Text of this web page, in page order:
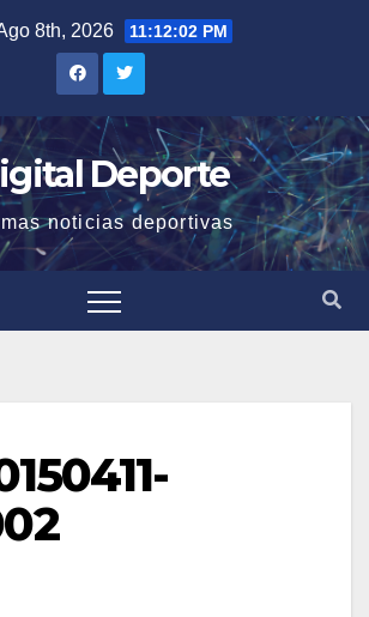
8th, 2026 11:12:03 PM
Deporte
noticias deportivas